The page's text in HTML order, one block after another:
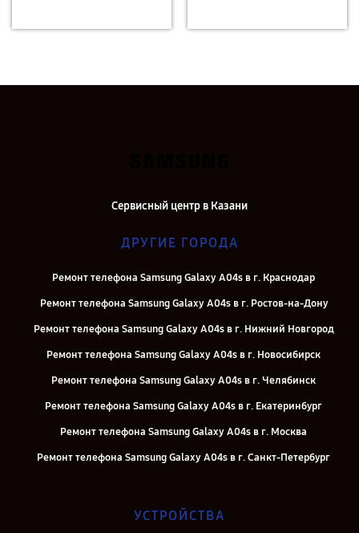
Сервисный центр в Казани
ДРУГИЕ ГОРОДА
Ремонт телефона Samsung Galaxy A04s в г. Краснодар
Ремонт телефона Samsung Galaxy A04s в г. Ростов-на-Дону
Ремонт телефона Samsung Galaxy A04s в г. Нижний Новгород
Ремонт телефона Samsung Galaxy A04s в г. Новосибирск
Ремонт телефона Samsung Galaxy A04s в г. Челябинск
Ремонт телефона Samsung Galaxy A04s в г. Екатеринбург
Ремонт телефона Samsung Galaxy A04s в г. Москва
Ремонт телефона Samsung Galaxy A04s в г. Санкт-Петербург
УСТРОЙСТВА